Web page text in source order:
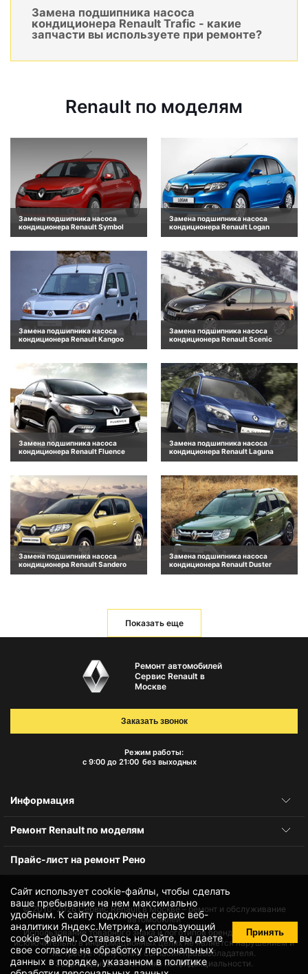
Замена подшипника насоса
кондиционера Renault Trafic - какие
запчасти вы используете при ремонте?
Renault по моделям
Замена подшипника насоса
кондиционера Renault Symbol
Замена подшипника насоса
кондиционера Renault Logan
Замена подшипника насоса
кондиционера Renault Kangoo
Замена подшипника насоса
кондиционера Renault Scenic
Замена подшипника насоса
кондиционера Renault Fluence
Замена подшипника насоса
кондиционера Renault Laguna
Замена подшипника насоса
кондиционера Renault Sandero
Замена подшипника насоса
кондиционера Renault Duster
Показать еще
Сайт использует cookie-файлы, чтобы сделать
ваше пребывание на нем максимально
удобным. К cайту подключен сервис веб-
аналитики Яндекс.Метрика, использующий
cookie-файлы. Оставаясь на сайте, вы даете
своесогласие на обработку персональных
данных в порядке, указанном в политике
Принять
Ремонт автомобилей
Сервис Renault в
Москве
Режим работы:
с 9:00 до 21:00 без выходных
Заказать звонок
Информация
Ремонт Renault по моделям
Прайс-лист на ремонт Рено
© 2010-2026Сервис Renault в Москве – ремонт и обслуживание
автомобилей
Использование товарного знака и логотипов бренда происходит
исключительно в информационных целях не является нарушением и
не требует получения согласия правообладателя.
Защита данных и политика конфиденциальности.